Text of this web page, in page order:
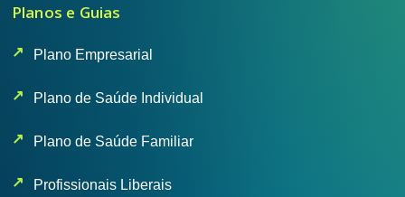
Planos e Guias
Plano Empresarial
Plano de Saúde Individual
Plano de Saúde Familiar
Profissionais Liberais